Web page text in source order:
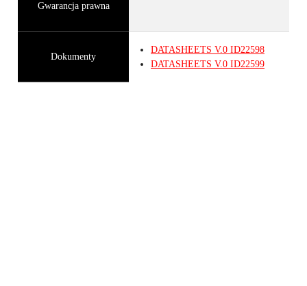
Gwarancja prawna
Dokumenty
DATASHEETS V.0 ID22598
DATASHEETS V.0 ID22599